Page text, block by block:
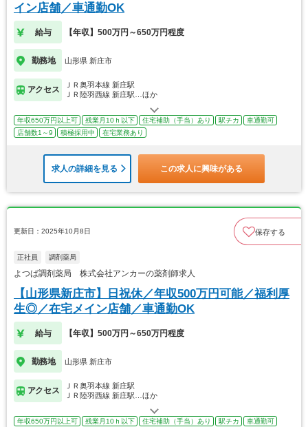
イン店舗／車通勤OK
給与 【年収】500万円～650万円程度
勤務地 山形県 新庄市
アクセス
ＪＲ奥羽本線 新庄駅
ＪＲ陸羽西線 新庄駅…ほか
年収650万円以上可 残業月10ｈ以下 住宅補助（手当）あり 駅チカ
車通勤可
店舗数1～9
積極採用中 在宅業務あり
求人の詳細を見る この求人に興味がある
更新日：2025年10月8日 保存する
正社員 調剤薬局
よつば調剤薬局 株式会社アンカーの薬剤師求人
【山形県新庄市】日祝休／年収500万円可能／福利厚
生◎／在宅メイン店舗／車通勤OK
給与 【年収】500万円～650万円程度
勤務地 山形県 新庄市
アクセス
ＪＲ奥羽本線 新庄駅
ＪＲ陸羽西線 新庄駅…ほか
年収650万円以上可 残業月10ｈ以下 住宅補助（手当）あり 駅チカ
車通勤可